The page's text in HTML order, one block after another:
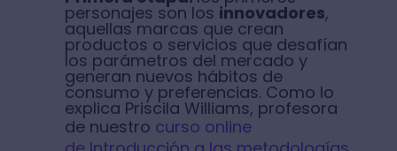
personajes son los innovadores,
aquellas marcas que crean
productos o servicios que desafían
los parámetros del mercado y
generan nuevos hábitos de
consumo y preferencias. Como lo
explica Priscila Williams, profesora
de nuestro curso online